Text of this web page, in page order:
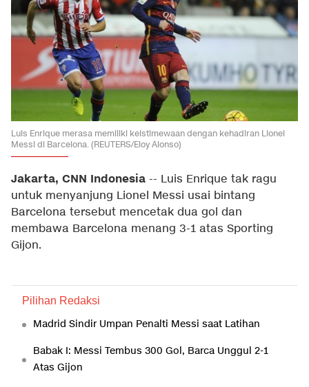
Luis Enrique merasa memiliki keistimewaan dengan kehadiran Lionel
Messi di Barcelona. (REUTERS/Eloy Alonso)
Jakarta, CNN Indonesia -- Luis Enrique tak ragu
untuk menyanjung Lionel Messi usai bintang
Barcelona tersebut mencetak dua gol dan
membawa Barcelona menang 3-1 atas Sporting
Gijon.
Pilihan Redaksi
Madrid Sindir Umpan Penalti Messi saat Latihan
Babak I: Messi Tembus 300 Gol, Barca Unggul 2-1
Atas Gijon